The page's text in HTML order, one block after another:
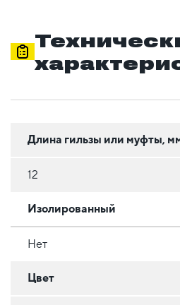
Длина гильзы или муфты,
12
Изолированный
Нет
Цвет